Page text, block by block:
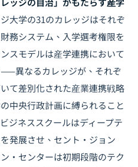
大学の31のカレッジはそれぞ
務システム、入学選考権限を
スモデルは産学連携において
異なるカレッジが、それぞ
て差別化された産業連携戦略
中央行政計画に縛られること
ジネススクールはディープテ
発展させ、セント・ジョン
・センターは初期段階のテク